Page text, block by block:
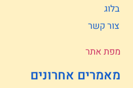
בלוג
צור קשר
מפת אתר
מאמרים אחרונים